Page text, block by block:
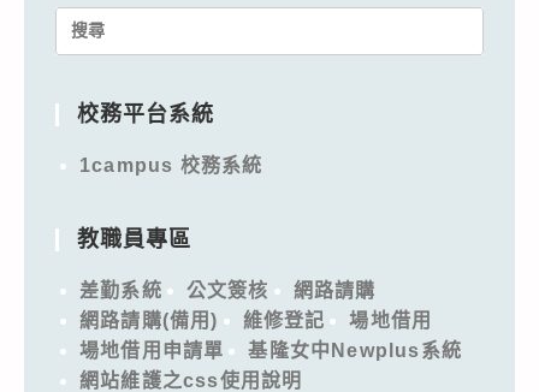
Search
校務平台系統
1campus 校務系統
教職員專區
差勤系統 公文簽核
網路請購
網路請購(備用)
維修登記
場地借用
場地借用申請單
基隆女中Newplus系統
網站維護之css使用說明